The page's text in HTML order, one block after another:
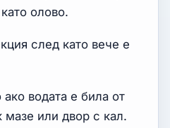
олово.
след като вече е
водата е била от
мазе или двор с кал.